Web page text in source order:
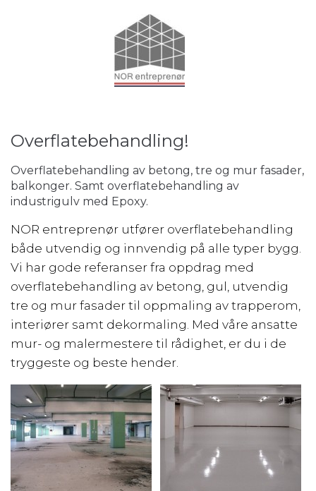
Overflatebehandling!
Overflatebehandling av betong, tre og mur fasader,
balkonger. Samt overflatebehandling av
industrigulv med Epoxy.
NOR entreprenør utfører overflatebehandling
både utvendig og innvendig på alle typer bygg.
Vi har gode referanser fra oppdrag med
overflatebehandling av betong, gul, utvendig
tre og mur fasader til oppmaling av trapperom,
interiører samt dekormaling. Med våre ansatte
mur- og malermestere til rådighet, er du i de
tryggeste og beste hender.